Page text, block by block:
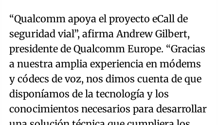
“Qualcomm apoya el proyecto eCall de
seguridad vial”, afirma Andrew Gilbert,
presidente de Qualcomm Europe. “Gracias
a nuestra amplia experiencia en módems
y códecs de voz, nos dimos cuenta de que
disponíamos de la tecnología y los
conocimientos necesarios para desarrollar